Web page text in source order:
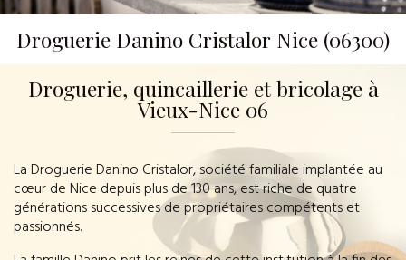
Droguerie Danino Cristalor Nice (06300)
Droguerie, quincaillerie et bricolage à
Vieux-Nice 06
La Droguerie Danino Cristalor, société familiale implantée au
cœur de Nice depuis plus de 130 ans, est riche de quatre
générations successives de propriétaires compétents et
passionnés.